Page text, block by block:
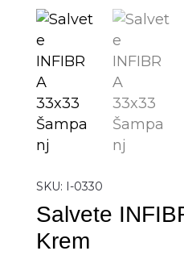
SKU: I-0330
Salvete
Krem